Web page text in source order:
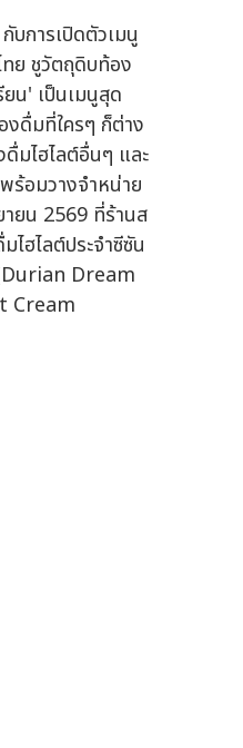
บการเปิดตัวเมนู
ทย ชูวัตถุดิบท้อง
น' เป็นเมนูสุด
งดื่มที่ใครๆ ก็ต่าง
มไฮไลต์อื่นๆ และ
ร้อมวางจำหน่าย
ยน 2569 ที่ร้านส
ไฮไลต์ประจำซีซัน
Dream
Cream